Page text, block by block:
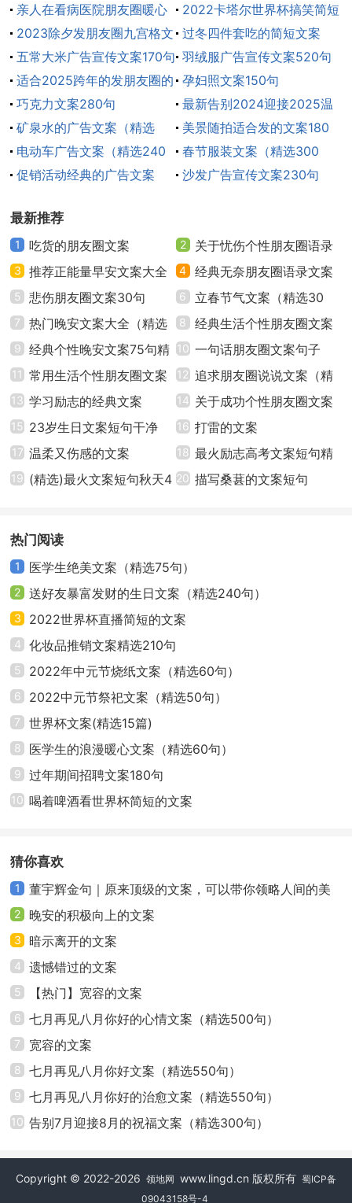
19、散漫不只一面——美漫沙发。
20、尚动华庭，坐享人生。
21、生活从此与众不同。
22、生活有限，享受无限。
23、时尚美漫，清新自然。
24、时尚舒适，浪漫温馨。
26、舒适生活，美漫沙发。
27、舒适怡然，美漫首选。
28、甜美生活，漫漫享受。
29、甜蜜相拥，美在心里。
30、完美人生，浪漫之选!
32、闲看亭前花开花落，漫观天上云卷云舒。
33、相依相伴，爱在美漫。
34、享受生活，从美漫坐起!
35、幸福的选择——美漫沙发!
36、幸福你我他，美漫乐在家。
37、幸福生活，美漫见证。
38、幸福之家，美漫相伴。
39、幸福之家，坐享美漫。
41、选择美漫，选择美满。
43、拥有美漫，美好浪漫。
45、优美生活，浪漫体验。
47、远洋沙发，舒适随身，典雅随意。
60句）
（精选50句）
亲人在看病医院朋友圈暖心
文案（精选95句）
2022卡塔尔世界杯搞笑简短
文案
2023除夕发朋友圈九宫格文
案
过冬四件套吃的简短文案
190句
五常大米广告宣传文案170句 羽绒服广告宣传文案520句
适合2025跨年的发朋友圈的
暖心文案190句
孕妇照文案150句
巧克力文案280句
最新告别2024迎接2025温
馨文案160句
矿泉水的广告文案（精选
220句）
美景随拍适合发的文案180
句
电动车广告文案（精选240
句）
春节服装文案（精选300
句）
促销活动经典的广告文案
沙发广告宣传文案230句
最新推荐
1 吃货的朋友圈文案 2
关于忧伤个性朋友圈语录
文案40句
3
推荐正能量早安文案大全
（精选80句）
4
经典无奈朋友圈语录文案
汇总50句精选
5 悲伤朋友圈文案30句 6
立春节气文案（精选30
句）
7
热门晚安文案大全（精选
70句）
8
经典生活个性朋友圈文案
句子（通用40句）
9
经典个性晚安文案75句精
选
10 一句话朋友圈文案句子
（精选130句）
11
常用生活个性朋友圈文案
大全（通用90句）
12 追求朋友圈说说文案（精
选50句）
13 学习励志的经典文案 14 关于成功个性朋友圈文案
句子（通用30句）
15 23岁生日文案短句干净 16 打雷的文案
17 温柔又伤感的文案 18 最火励志高考文案短句精
编汇集通用
19 (精选)最火文案短句秋天4 20 描写桑葚的文案短句
热门阅读
1 医学生绝美文案（精选75句）
2 送好友暴富发财的生日文案（精选240句）
3 2022世界杯直播简短的文案
4 化妆品推销文案精选210句
5 2022年中元节烧纸文案（精选60句）
6 2022中元节祭祀文案（精选50句）
7 世界杯文案(精选15篇)
8 医学生的浪漫暖心文案（精选60句）
9 过年期间招聘文案180句
10 喝着啤酒看世界杯简短的文案
猜你喜欢
1
董宇辉金句｜原来顶级的文案，可以带你领略人间的美
好
2 晚安的积极向上的文案
3 暗示离开的文案
4 遗憾错过的文案
5 【热门】宽容的文案
6 七月再见八月你好的心情文案（精选500句）
7 宽容的文案
8 七月再见八月你好文案（精选550句）
9 七月再见八月你好的治愈文案（精选550句）
10 告别7月迎接8月的祝福文案（精选300句）
Copyright © 2022-2026 领地网 www.lingd.cn 版权所有 蜀ICP备
09043158号-4